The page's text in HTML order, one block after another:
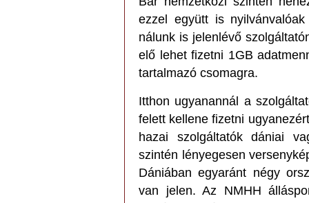
ezzel együtt is
nálunk is jelenlévő
elő lehet fizetni 1GB
tartalmazó csomagra.
Itthon ugyanannál a
felett kellene fizetni
hazai szolgáltatók dániai
szintén lényegesen
Dániában egyaránt négy
van jelen. Az NMHH